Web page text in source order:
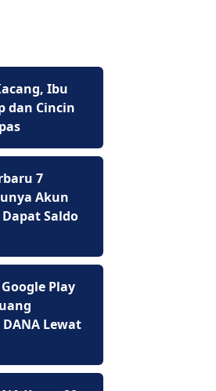
Ibu
dan Cincin
7
Akun
Saldo
Play
Lewat